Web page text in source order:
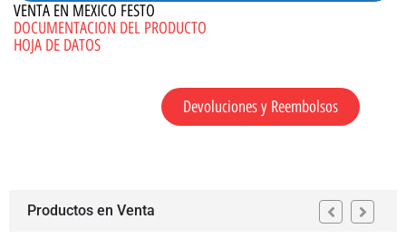
VENTA EN MEXICO FESTO
DOCUMENTACION DEL PRODUCTO
HOJA DE DATOS
Devoluciones y Reembolsos
Productos en Venta